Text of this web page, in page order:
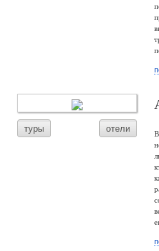
туры отели